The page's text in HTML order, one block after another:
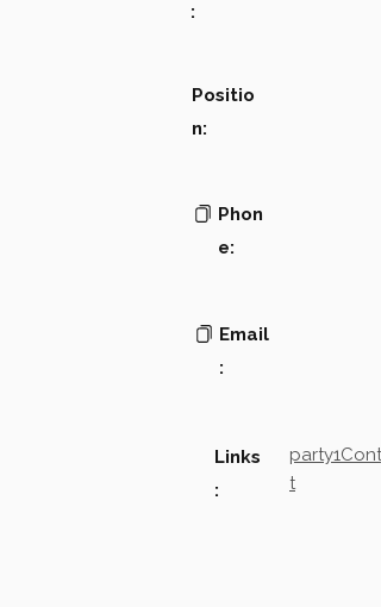
:
Positio
n:
Phon
e:
Email
:
Links
:
t